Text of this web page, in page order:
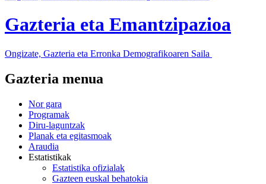
Gazteria eta Emantzipazioa
Ongizate, Gazteria eta Erronka Demografikoaren Saila
Gazteria menua
Nor gara
Programak
Diru-laguntzak
Planak eta egitasmoak
Araudia
Estatistikak
Estatistika ofizialak
Gazteen euskal behatokia